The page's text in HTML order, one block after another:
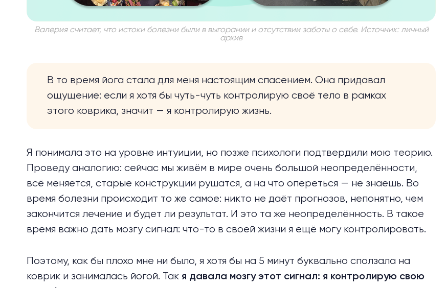
Валерия считает, что истоки болезни были в выгорании и отсутствии заботы о себе. Источник: личный
архив
В то время йога стала для меня настоящим спасением. Она придавал
ощущение: если я хотя бы чуть-чуть контролирую своё тело в рамках
этого коврика, значит — я контролирую жизнь.
Я понимала это на уровне интуиции, но позже психологи подтвердили мою теорию.
Проведу аналогию: сейчас мы живём в мире очень большой неопределённости,
всё меняется, старые конструкции рушатся, а на что опереться — не знаешь. Во
время болезни происходит то же самое: никто не даёт прогнозов, непонятно, чем
закончится лечение и будет ли результат. И это та же неопределённость. В такое
время важно дать мозгу сигнал: что-то в своей жизни я ещё могу контролировать.
Поэтому, как бы плохо мне ни было, я хотя бы на 5 минут буквально сползала на
коврик и занималась йогой. Так я давала мозгу этот сигнал: я контролирую свою